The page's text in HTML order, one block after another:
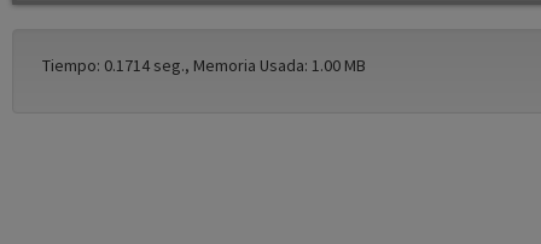
Tiempo: 0.1714 seg., Memoria Usada: 1.00 MB